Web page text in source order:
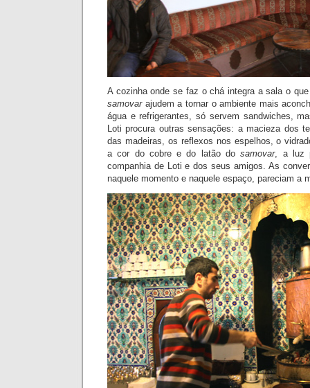
A cozinha onde se faz o chá integra a sala o
samovar ajudem a tornar o ambiente mais
água e refrigerantes, só servem sandwiches,
Loti procura outras sensações: a macieza dos
das madeiras, os reflexos nos espelhos, o
a cor do cobre e do latão dosamovar, a luz
companhia de Loti e dos seus amigos. As
naquele momento e naquele espaço, pareciam a